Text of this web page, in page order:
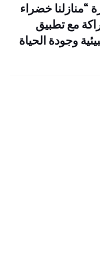
“منازلنا خضراء
مع تطبيق
وجودة الحياة